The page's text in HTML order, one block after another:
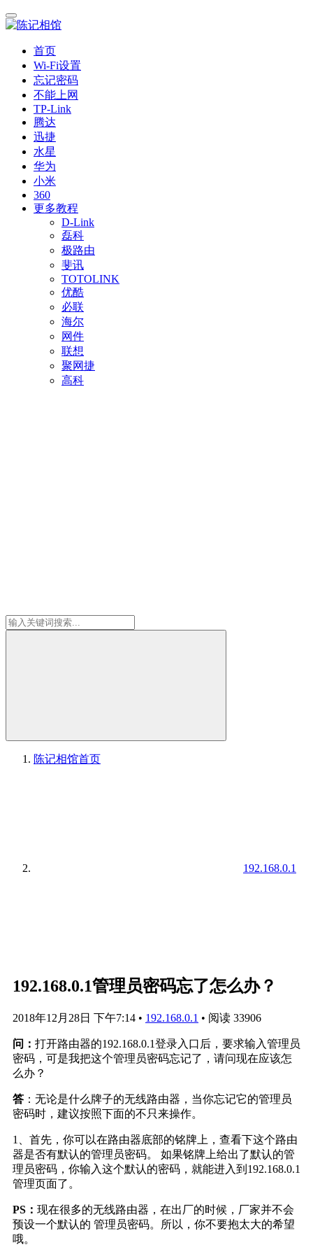
首页
Wi-Fi设置
忘记密码
不能上网
TP-Link
腾达
迅捷
水星
华为
小米
360
更多教程
D-Link
磊科
极路由
斐讯
TOTOLINK
优酷
必联
海尔
网件
联想
聚网捷
高科
陈记相馆首页
192.168.0.1
192.168.0.1管理员密码忘了怎么办？
2018年12月28日 下午7:14 • 192.168.0.1 • 阅读 33906
问： 打开路由器的192.168.0.1登录入口后，要求输入管理员
密码，可是我把这个管理员密码忘记了，请问现在应该怎
么办？
答 ：无论是什么牌子的无线路由器，当你忘记它的管理员
密码时，建议按照下面的不只来操作。
1、首先，你可以在路由器底部的铭牌上，查看下这个路由
器是否有默认的管理员密码。 如果铭牌上给出了默认的管
理员密码，你输入这个默认的密码，就能进入到192.168.0.1
管理页面了。
PS： 现在很多的无线路由器，在出厂的时候，厂家并不会
预设一个默认的 管理员密码。所以，你不要抱太大的希望
哦。